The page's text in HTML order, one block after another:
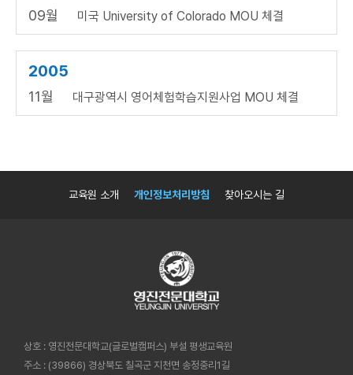
09월 미국 University of Colorado MOU 체결
2005
11월 대구광역시 영어체험학습지원사업 MOU 체결
교육원 소개 개인정보처리방침 찾아오시는 길
상호 : 영진전문대학교(글로벌캠퍼스) 부설 평생교육원
주소 : (39866) 경상북도 칠곡군 지천면 송정중리1길